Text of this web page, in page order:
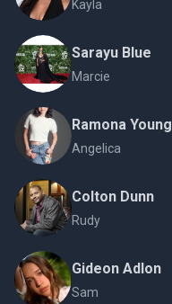
Kayla
Sarayu Blue
Marcie
Ramona Young
Angelica
Colton Dunn
Rudy
Gideon Adlon
Sam